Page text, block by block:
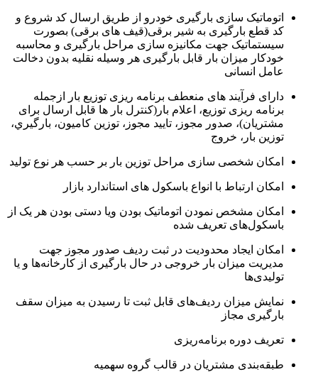
اتوماتیک سازی بارگیری خودرو از طریق ارسال کد شروع و
کد قطع بارگیری به شیر برقی(قیف های برقی) بصورت
سیستماتیک جهت مکانیزه سازی مراحل بارگیری و محاسبه
خودکار میزان بار قابل بارگیری هر وسیله نقلیه بدون دخالت
عامل انسانی
دارای فرآیند های منعطف برنامه ریزی توزیع بار ازجمله
برنامه ریزی توزیع، اعلام بار(کنترل بار ها قابل ارسال برای
مشتریان)، صدور مجوز، تاييد مجوز، توزين کاميون، بارگيري،
توزين بار، خروج
امکان شخصی سازی مراحل توزین بار بر حسب هر نوع تولید
امکان ارتباط با انواع باسکول های استاندارد بازار
امکان مشخص نمودن اتوماتیک بودن ویا دستی بودن هر یک از
باسکول‌های تعریف شده
امکان ایجاد محدودیت در ثبت ردیف صدور مجوز جهت
مدیریت میزان بار خروجی در حال بارگیری از کارخانه‌ها و یا
تولیدی‌ها
نمایش میزان ردیف‌های قابل ثبت تا رسیدن به میزان سقف
بارگیری مجاز
تعریف دوره برنامه‌ریزی
طبقه‌بندی مشتریان در قالب گروه سهمیه